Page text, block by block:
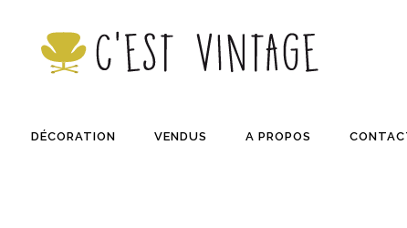
DÉCORATION VENDUS A PROPOS